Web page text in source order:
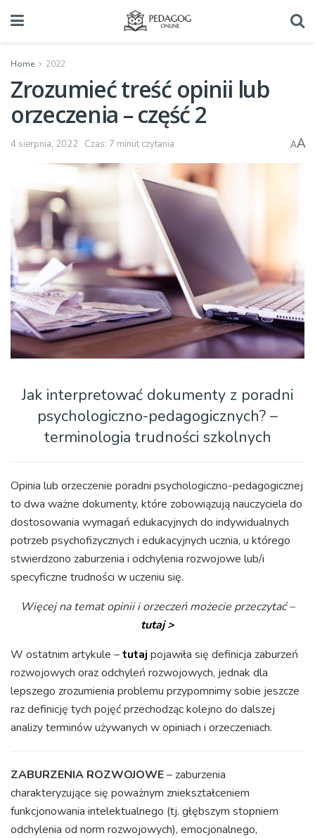
Home 2022
Zrozumieć treść opinii lub
orzeczenia – część 2
4 sierpnia, 2022 Czas: 7 minut czytania AA
Jak interpretować dokumenty z poradni
psychologiczno-pedagogicznych? –
terminologia trudności szkolnych
Opinia lub orzeczenie poradni psychologiczno-pedagogicznej
to dwa ważne dokumenty, które zobowiązują nauczyciela do
dostosowania wymagań edukacyjnych do indywidualnych
potrzeb psychofizycznych i edukacyjnych ucznia, u którego
stwierdzono zaburzenia i odchylenia rozwojowe lub/i
specyficzne trudności w uczeniu się.
Więcej na temat opinii i orzeczeń możecie przeczytać –
tutaj >
W ostatnim artykule –tutaj pojawiła się definicja zaburzeń
rozwojowych oraz odchyleń rozwojowych, jednak dla
lepszego zrozumienia problemu przypomnimy sobie jeszcze
raz definicję tych pojęć przechodząc kolejno do dalszej
analizy terminów używanych w opiniach i orzeczeniach.
ZABURZENIA ROZWOJOWE– zaburzenia
charakteryzujące się poważnym zniekształceniem
funkcjonowania intelektualnego (tj. głębszym stopniem
odchylenia od norm rozwojowych), emocjonalnego,